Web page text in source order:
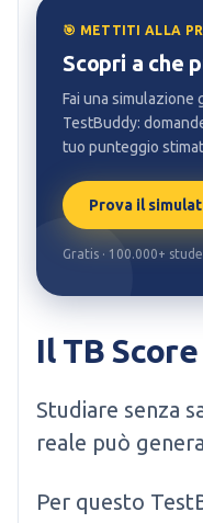
🎯 METTITI ALLA
Scopri a che
Fai una simulazione
TestBuddy:
tuo punteggio
Prova il
Gratis · 100.000+
Il TB
Studiare senza
reale può
Per questo